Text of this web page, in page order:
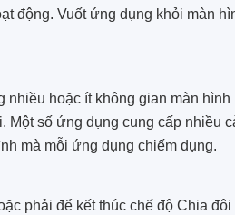
động. Vuốt ứng dụng khỏi màn
hoặc ít không gian màn
Một số ứng dụng cung cấp nhiều
mà mỗi ứng dụng chiếm dụng.
phải để kết thúc chế độ Chia